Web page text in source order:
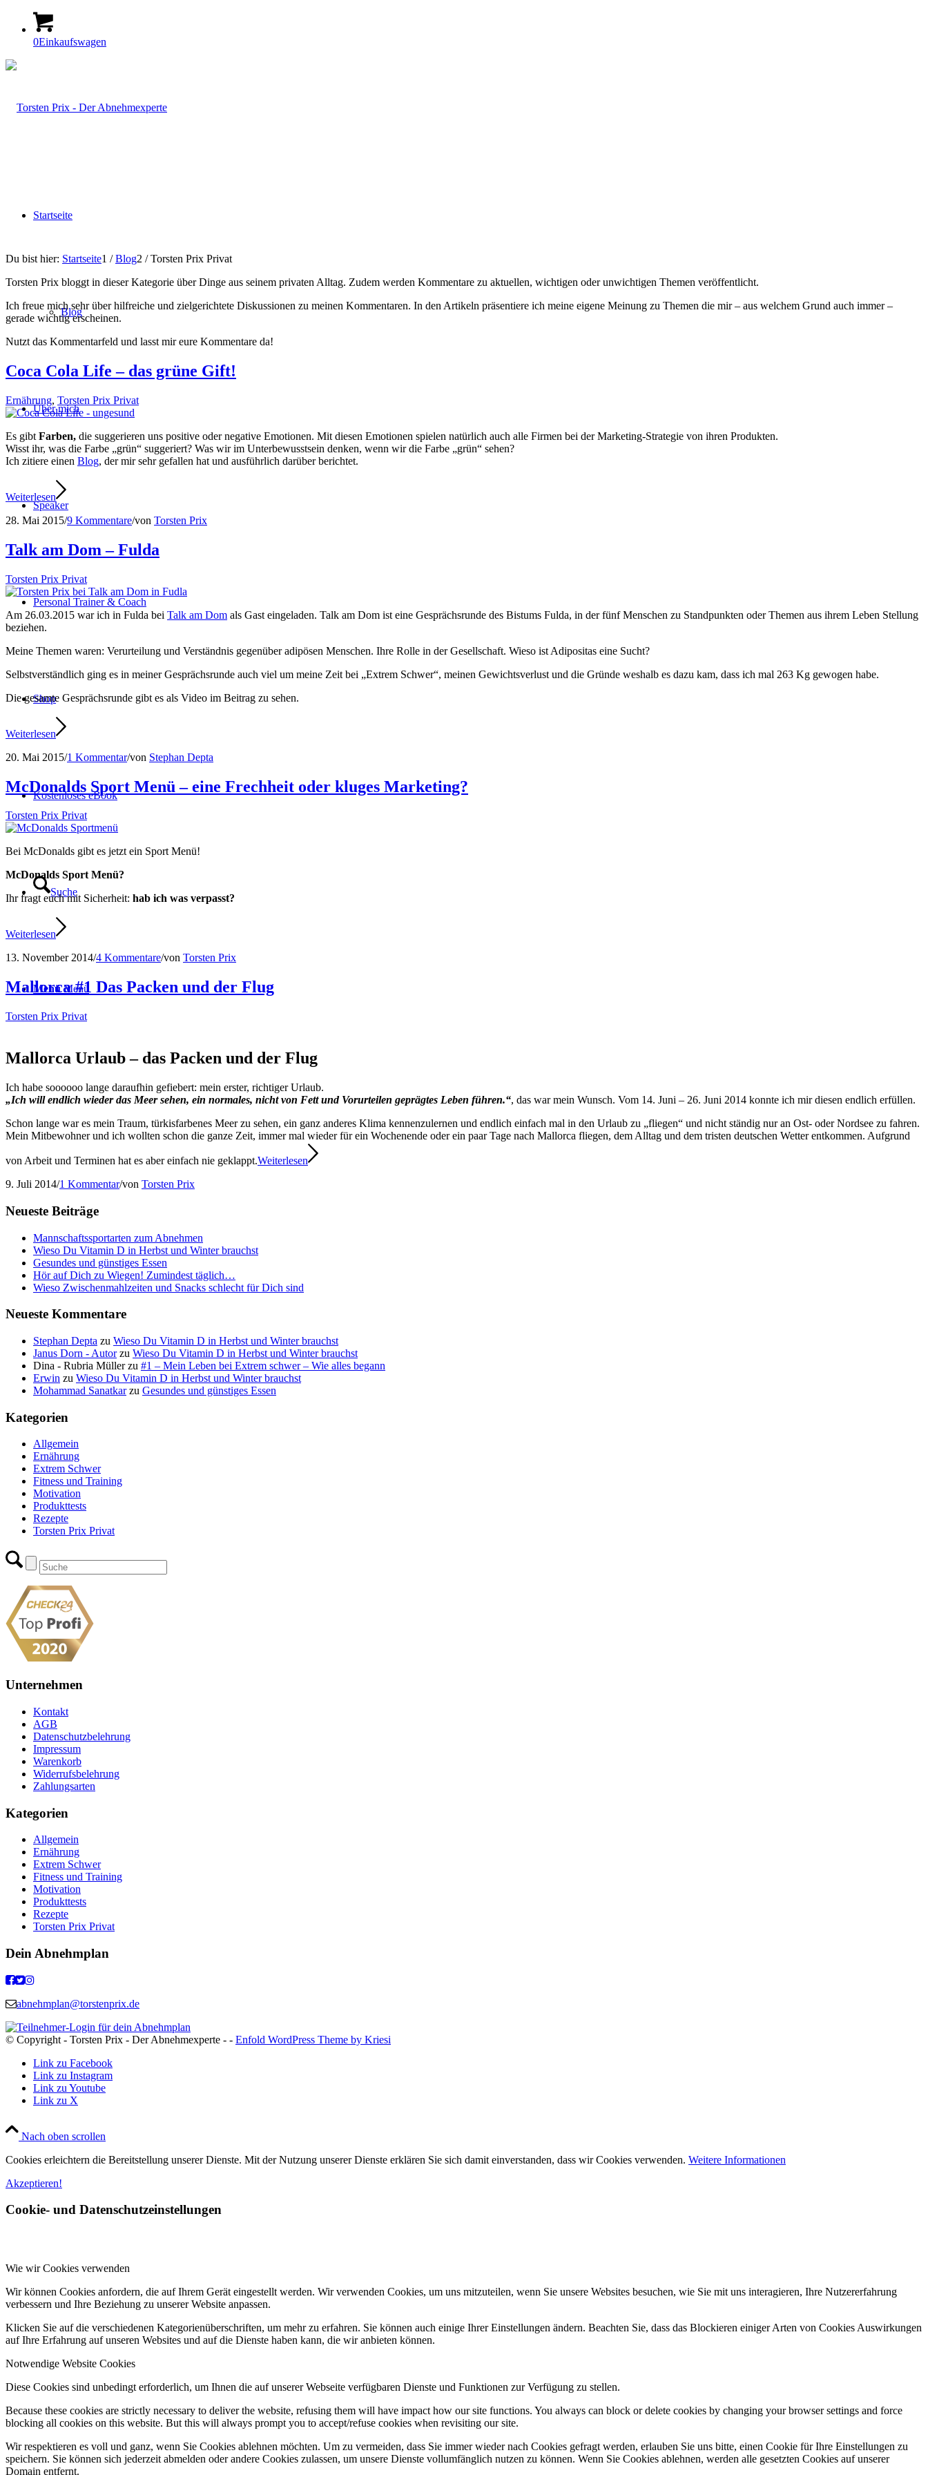
0Einkaufswagen
Startseite
Blog
Über mich
Speaker
Personal Trainer & Coach
Shop
Kostenloses eBook
Suche
Menü Menü
Du bist hier: Startseite1 / Blog2 / Torsten Prix Privat
Torsten Prix bloggt in dieser Kategorie über Dinge aus seinem privaten Alltag. Zudem werden Kommentare zu aktuellen, wichtigen oder unwichtigen Themen veröffentlicht.
Ich freue mich sehr über hilfreiche und zielgerichtete Diskussionen zu meinen Kommentaren. In den Artikeln präsentiere ich meine eigene Meinung zu Themen die mir – aus welchem Grund auch immer –
gerade wichtig erscheinen.
Nutzt das Kommentarfeld und lasst mir eure Kommentare da!
Coca Cola Life – das grüne Gift!
Ernährung, Torsten Prix Privat
Es gibt Farben, die suggerieren uns positive oder negative Emotionen. Mit diesen Emotionen spielen natürlich auch alle Firmen bei der Marketing-Strategie von ihren Produkten.
Wisst ihr, was die Farbe „grün“ suggeriert? Was wir im Unterbewusstsein denken, wenn wir die Farbe „grün“ sehen?
Ich zitiere einen Blog, der mir sehr gefallen hat und ausführlich darüber berichtet.
Weiterlesen
28. Mai 2015/9 Kommentare/von Torsten Prix
Talk am Dom – Fulda
Torsten Prix Privat
Am 26.03.2015 war ich in Fulda bei Talk am Dom als Gast eingeladen. Talk am Dom ist eine Gesprächsrunde des Bistums Fulda, in der fünf Menschen zu Standpunkten oder Themen aus ihrem Leben Stellung
beziehen.
Meine Themen waren: Verurteilung und Verständnis gegenüber adipösen Menschen. Ihre Rolle in der Gesellschaft. Wieso ist Adipositas eine Sucht?
Selbstverständlich ging es in meiner Gesprächsrunde auch viel um meine Zeit bei „Extrem Schwer“, meinen Gewichtsverlust und die Gründe weshalb es dazu kam, dass ich mal 263 Kg gewogen habe.
Die gesamte Gesprächsrunde gibt es als Video im Beitrag zu sehen.
Weiterlesen
20. Mai 2015/1 Kommentar/von Stephan Depta
McDonalds Sport Menü – eine Frechheit oder kluges Marketing?
Torsten Prix Privat
Bei McDonalds gibt es jetzt ein Sport Menü!
McDonalds Sport Menü?
Ihr fragt euch mit Sicherheit: hab ich was verpasst?
Weiterlesen
13. November 2014/4 Kommentare/von Torsten Prix
Mallorca #1 Das Packen und der Flug
Torsten Prix Privat
Mallorca Urlaub – das Packen und der Flug
Ich habe soooooo lange daraufhin gefiebert: mein erster, richtiger Urlaub.
„Ich will endlich wieder das Meer sehen, ein normales, nicht von Fett und Vorurteilen geprägtes Leben führen.“, das war mein Wunsch. Vom 14. Juni – 26. Juni 2014 konnte ich mir diesen endlich erfüllen.
Schon lange war es mein Traum, türkisfarbenes Meer zu sehen, ein ganz anderes Klima kennenzulernen und endlich einfach mal in den Urlaub zu „fliegen“ und nicht ständig nur an Ost- oder Nordsee zu fahren.
Mein Mitbewohner und ich wollten schon die ganze Zeit, immer mal wieder für ein Wochenende oder ein paar Tage nach Mallorca fliegen, dem Alltag und dem tristen deutschen Wetter entkommen. Aufgrund
von Arbeit und Terminen hat es aber einfach nie geklappt.Weiterlesen
9. Juli 2014/1 Kommentar/von Torsten Prix
Neueste Beiträge
Mannschaftssportarten zum Abnehmen
Wieso Du Vitamin D in Herbst und Winter brauchst
Gesundes und günstiges Essen
Hör auf Dich zu Wiegen! Zumindest täglich…
Wieso Zwischenmahlzeiten und Snacks schlecht für Dich sind
Neueste Kommentare
Stephan Depta zu Wieso Du Vitamin D in Herbst und Winter brauchst
Janus Dorn - Autorzu Wieso Du Vitamin D in Herbst und Winter brauchst
Dina - Rubria Müllerzu #1 – Mein Leben bei Extrem schwer – Wie alles begann
Erwin zu Wieso Du Vitamin D in Herbst und Winter brauchst
Mohammad Sanatkarzu Gesundes und günstiges Essen
Kategorien
Allgemein
Ernährung
Extrem Schwer
Fitness und Training
Motivation
Produkttests
Rezepte
Torsten Prix Privat
Unternehmen
Kontakt
AGB
Datenschutzbelehrung
Impressum
Warenkorb
Widerrufsbelehrung
Zahlungsarten
Kategorien
Allgemein
Ernährung
Extrem Schwer
Fitness und Training
Motivation
Produkttests
Rezepte
Torsten Prix Privat
Dein Abnehmplan
abnehmplan@torstenprix.de
© Copyright - Torsten Prix - Der Abnehmexperte - - Enfold WordPress Theme by Kriesi
Link zu Facebook
Link zu Instagram
Link zu Youtube
Link zu X
Nach oben scrollen
Cookies erleichtern die Bereitstellung unserer Dienste. Mit der Nutzung unserer Dienste erklären Sie sich damit einverstanden, dass wir Cookies verwenden. Weitere Informationen
Akzeptieren!
Cookie- und Datenschutzeinstellungen
Wie wir Cookies verwenden
Wir können Cookies anfordern, die auf Ihrem Gerät eingestellt werden. Wir verwenden Cookies, um uns mitzuteilen, wenn Sie unsere Websites besuchen, wie Sie mit uns interagieren, Ihre Nutzererfahrung
verbessern und Ihre Beziehung zu unserer Website anpassen.
Klicken Sie auf die verschiedenen Kategorienüberschriften, um mehr zu erfahren. Sie können auch einige Ihrer Einstellungen ändern. Beachten Sie, dass das Blockieren einiger Arten von Cookies Auswirkungen
auf Ihre Erfahrung auf unseren Websites und auf die Dienste haben kann, die wir anbieten können.
Notwendige Website Cookies
Diese Cookies sind unbedingt erforderlich, um Ihnen die auf unserer Webseite verfügbaren Dienste und Funktionen zur Verfügung zu stellen.
Because these cookies are strictly necessary to deliver the website, refusing them will have impact how our site functions. You always can block or delete cookies by changing your browser settings and force
blocking all cookies on this website. But this will always prompt you to accept/refuse cookies when revisiting our site.
Wir respektieren es voll und ganz, wenn Sie Cookies ablehnen möchten. Um zu vermeiden, dass Sie immer wieder nach Cookies gefragt werden, erlauben Sie uns bitte, einen Cookie für Ihre Einstellungen zu
speichern. Sie können sich jederzeit abmelden oder andere Cookies zulassen, um unsere Dienste vollumfänglich nutzen zu können. Wenn Sie Cookies ablehnen, werden alle gesetzten Cookies auf unserer
Domain entfernt.